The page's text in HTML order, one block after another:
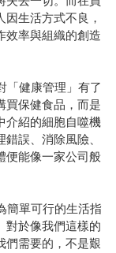
生活方式不良，
效率與組織的創造
健康管理」有了
買保健食品，而是
紹的細胞自噬機
誤、消除風險、
便能像一家公司般
簡單可行的生活指
對於像我們這樣的
們需要的，不是艱